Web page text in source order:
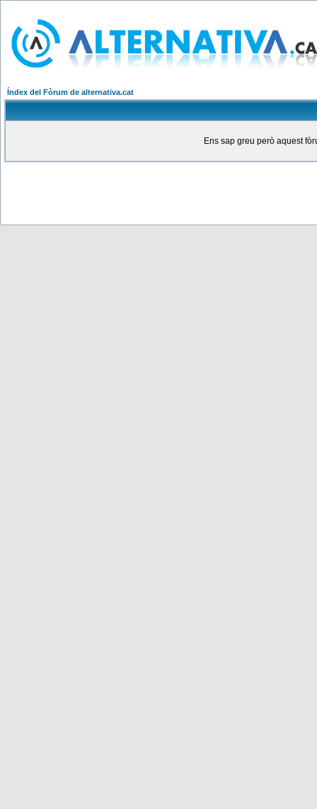
Índex del Fòrum de alternativa.cat
Ens sap greu però aquest